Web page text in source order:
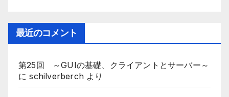
最近のコメント
第25回 ～GUIの基礎、クライアントとサーバー～
にschilverberch より